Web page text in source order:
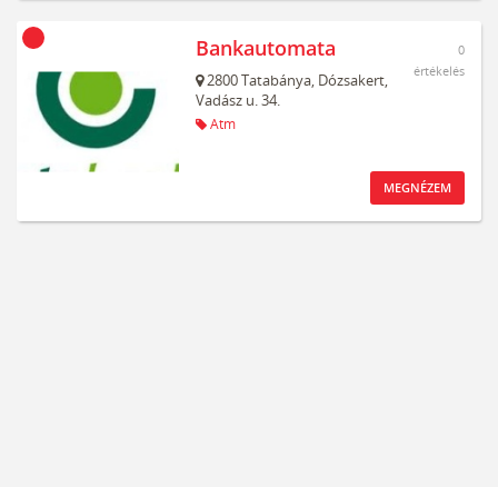
Bankautomata
2800Tatabánya, Dózsakert,
Vadász u. 34.
Atm
0
értékelés
MEGNÉZEM